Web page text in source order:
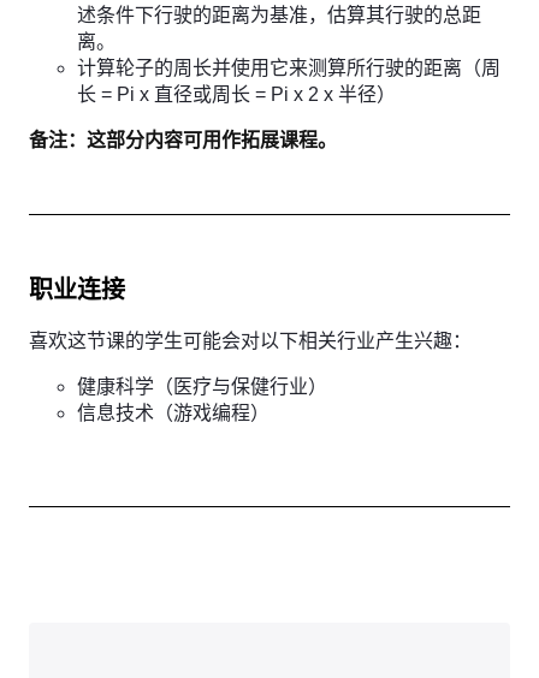
述条件下行驶的距离为基准，估算其行驶的总距
离。
计算轮子的周长并使用它来测算所行驶的距离（周
长 = Pi x 直径或周长 = Pi x 2 x 半径）
备注：这部分内容可用作拓展课程。
职业连接
喜欢这节课的学生可能会对以下相关行业产生兴趣：
健康科学（医疗与保健行业）
信息技术（游戏编程）